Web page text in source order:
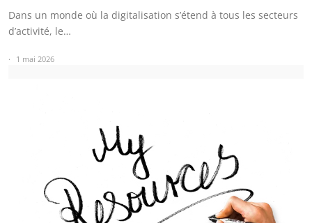
Dans un monde où la digitalisation s’étend à tous les secteurs
d’activité, le…
1 mai 2026